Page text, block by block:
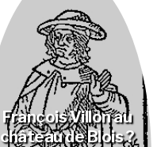
François Villon au
château de Blois ?